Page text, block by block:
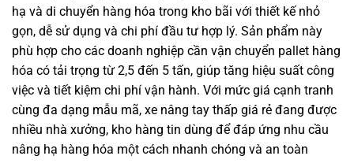
hạ và di chuyển hàng hóa trong kho bãi với thiết kế nhỏ
gọn, dễ sử dụng và chi phí đầu tư hợp lý. Sản phẩm này
phù hợp cho các doanh nghiệp cần vận chuyển pallet hàng
hóa có tải trọng từ 2,5 đến 5 tấn, giúp tăng hiệu suất công
việc và tiết kiệm chi phí vận hành. Với mức giá cạnh tranh
cùng đa dạng mẫu mã, xe nâng tay thấp giá rẻ đang được
nhiều nhà xưởng, kho hàng tin dùng để đáp ứng nhu cầu
nâng hạ hàng hóa một cách nhanh chóng và an toàn